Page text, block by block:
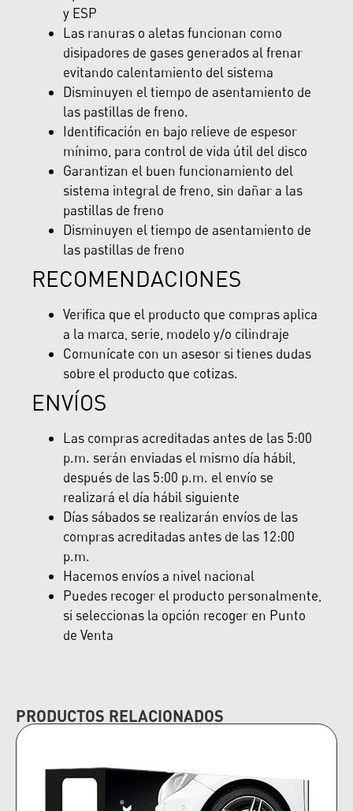
y ESP
Las ranuras o aletas funcionan como
disipadores de gases generados al frenar
evitando calentamiento del sistema
Disminuyen el tiempo de asentamiento de
las pastillas de freno.
Identificación en bajo relieve de espesor
mínimo, para control de vida útil del disco
Garantizan el buen funcionamiento del
sistema integral de freno, sin dañar a las
pastillas de freno
Disminuyen el tiempo de asentamiento de
las pastillas de freno
RECOMENDACIONES
Verifica que el producto que compras aplica
a la marca, serie, modelo y/o cilindraje
Comunícate con un asesor si tienes dudas
sobre el producto que cotizas.
ENVÍOS
Las compras acreditadas antes de las 5:00
p.m. serán enviadas el mismo día hábil,
después de las 5:00 p.m. el envío se
realizará el día hábil siguiente
Días sábados se realizarán envíos de las
compras acreditadas antes de las 12:00
p.m.
Hacemos envíos a nivel nacional
Puedes recoger el producto personalmente,
si seleccionas la opción recoger en Punto
de Venta
PRODUCTOS RELACIONADOS